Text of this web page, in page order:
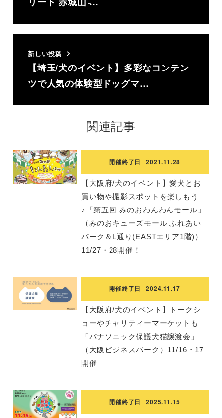
新しい投稿
【埼玉/犬のイベント】多彩なコンテン
ツで人気の体験型ドッグマ…
関連記事
開催終了日 2021.11.28
【大阪府/犬のイベント】愛犬とお
買い物や撮影スポットを楽しもう
♪「第五回 みのおわんわんモール」
（みのおキューズモール ふれあい
パーク＆L通り(EASTエリア1階)）
11/27・28開催！
開催終了日 2024.11.17
【大阪府/犬のイベント】トークシ
ョーやチャリティーマーケットも
「パナソニック保護⽝猫譲渡会」
（大阪ビジネスパーク）11/16・17
開催
開催終了日 2025.11.15